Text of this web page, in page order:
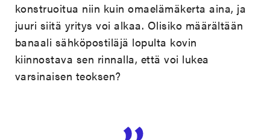
konstruoitua niin kuin omaelämäkerta aina, ja
juuri siitä yritys voi alkaa. Olisiko määrältään
banaali sähköpostiläjä lopulta kovin
kiinnostava sen rinnalla, että voi lukea
varsinaisen teoksen?